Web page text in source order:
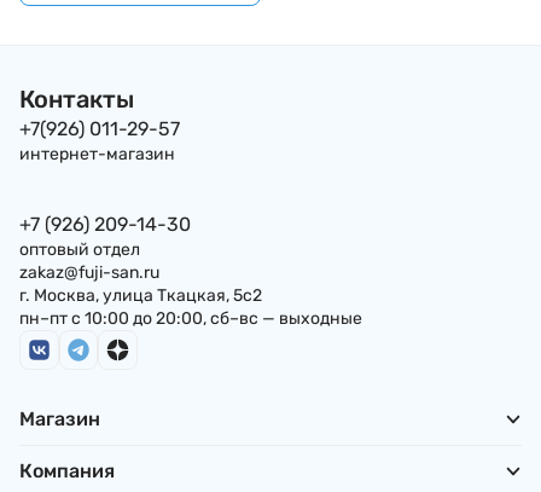
Контакты
+7(926) 011-29-57
интернет-магазин
+7 (926) 209-14-30
оптовый отдел
zakaz@fuji-san.ru
г. Москва, улица Ткацкая, 5с2
пн–пт с 10:00 до 20:00, сб–вс — выходные
Магазин
Компания